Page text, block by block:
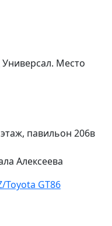
Место
павильон 206в
Алексеева
Toyota GT86